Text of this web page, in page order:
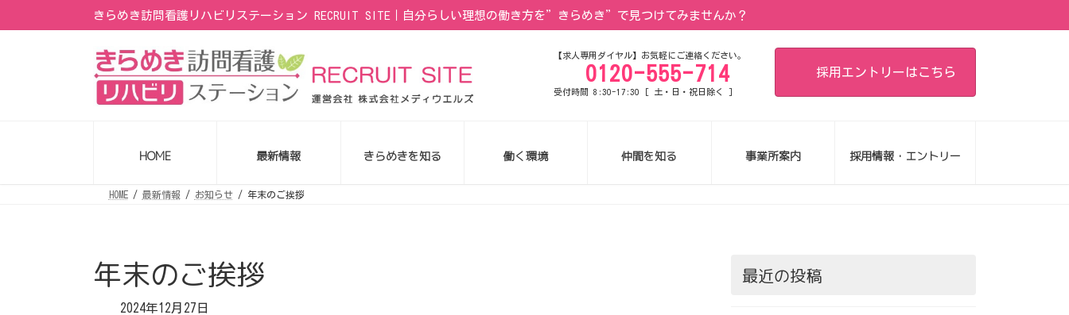
テ
ゲ
きらめき訪問看護リハビリステーション RECRUIT SITE｜自分らしい理想の働き方を”きらめき”で見つけてみませんか？
【求人専用ダイヤル】お気軽にご連絡ください。
0120-555-714
受付時間 8:30-17:30 [ 土・日・祝日除く ]
採用エントリーはこちら
HOME 最新情報 きらめきを知る 働く環境 仲間を知る 事業所案内 採用情報・エントリー
HOME 最新情報 お知らせ 年末のご挨拶
年末のご挨拶
2024年12月27日
最近の投稿